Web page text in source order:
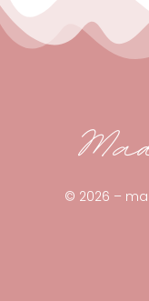
© 2026 –